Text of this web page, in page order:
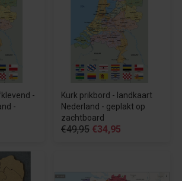
-
-
Kurk prikbord - landkaart
Nederland - geplakt op
zachtboard
€49,95 €34,95